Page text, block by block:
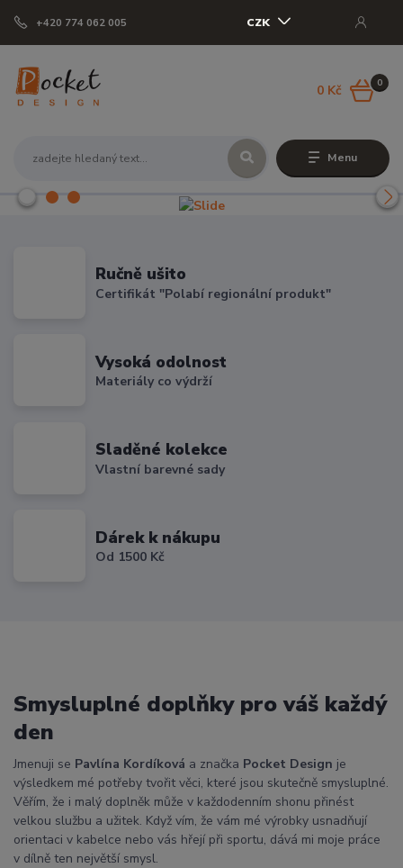
Menu
+420 774 062 005 CZK
0
0 Kč
Ručně ušito
Certifikát "Polabí regionální produkt"
Vysoká odolnost
Materiály co výdrží
Sladěné kolekce
Vlastní barevné sady
Dárek k nákupu
Od 1500 Kč
Smysluplné doplňky pro váš každý
den
Jmenuji se Pavlína Kordíková a značka Pocket Design je
výsledkem mé potřeby tvořit věci, které jsou skutečně smysluplné.
Věřím, že i malý doplněk může v každodenním shonu přinést
velkou službu a užitek. Když vím, že vám mé výrobky usnadňují
orientaci v kabelce nebo vás hřejí při sportu, dává mi moje práce
v dílně ten největší smysl.